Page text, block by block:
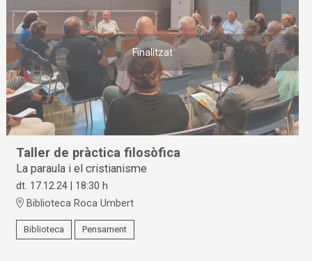
Finalitzat
Taller de pràctica filosòfica
La paraula i el cristianisme
dt. 17.12.24 | 18:30 h
Biblioteca Roca Umbert
Biblioteca Pensament